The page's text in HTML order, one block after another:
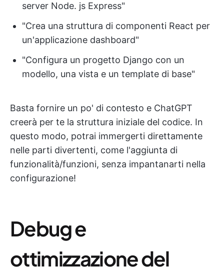
server Node. js Express"
"Crea una struttura di componenti React per
un'applicazione dashboard"
"Configura un progetto Django con un
modello, una vista e un template di base"
Basta fornire un po' di contesto e ChatGPT
creerà per te la struttura iniziale del codice. In
questo modo, potrai immergerti direttamente
nelle parti divertenti, come l'aggiunta di
funzionalità/funzioni, senza impantanarti nella
configurazione!
Debug e
ottimizzazione del